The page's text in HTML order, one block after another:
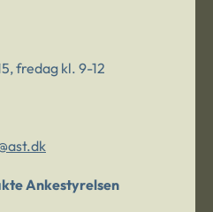
fredag kl. 9-12
Ankestyrelsen